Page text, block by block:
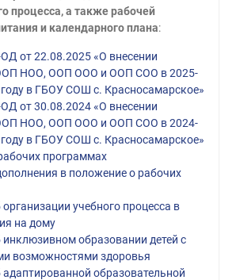
процесса, а также рабочей
и календарного плана:
от 22.08.2025 «О внесении
НОО, ООП ООО и ООП СОО в 2025-
в ГБОУ СОШ с. Красносамарское»
от 30.08.2024 «О внесении
НОО, ООП ООО и ООП СОО в 2024-
в ГБОУ СОШ с. Красносамарское»
программах
в положение о рабочих
учебного процесса в
на дому
образовании детей с
возможностями здоровья
образовательной